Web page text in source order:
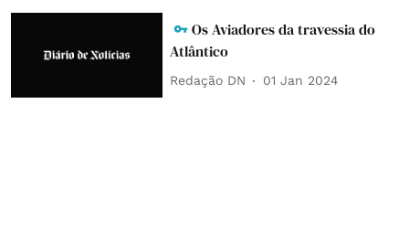
Os Aviadores da travessia do
Atlântico
Redação DN 01 Jan 2024